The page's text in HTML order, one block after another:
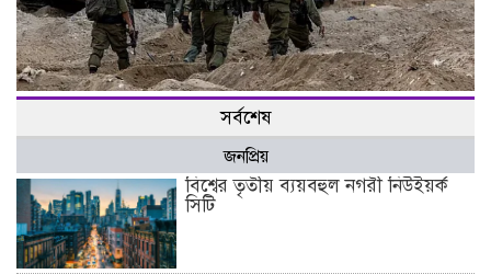
হামাসের হামলায় ইসরায়েলের ব্যাটালিয়ন কমান্ডারসহ ১০ সেনা নিহত
সর্বশেষ
জনপ্রিয়
বিশ্বের তৃতীয় ব্যয়বহুল নগরী নিউইয়র্ক
সিটি